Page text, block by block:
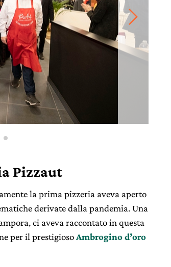
Pizzaut
la prima pizzeria aveva aperto
derivate dalla pandemia. Una
ci aveva raccontato in questa
per il prestigiosoAmbrogino d’oro